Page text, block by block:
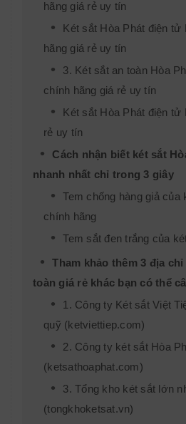
hãng giá rẻ uy tín
Két sắt Hòa Phát điện tử
hãng giá rẻ uy tín
3. Két sắt an toàn Hòa
chính hãng giá rẻ uy tín
Két sắt Hòa Phát điện tử
rẻ uy tín
Cách nhận biết két sắt
nhanh nhất chỉ trong 3 giây
Tem chống hàng giả của
chính hãng
Tem sắt đen trắng của
Tham khảo thêm 3 địa
toàn giá rẻ khác bạn có thể
1. Công ty Két sắt Việt
quỹ (ketviettiep.com)
2. Công ty két sắt Hòa
(ketsathoaphat.com)
3. Tổng kho két sắt lớn
(tongkhoketsat.vn)